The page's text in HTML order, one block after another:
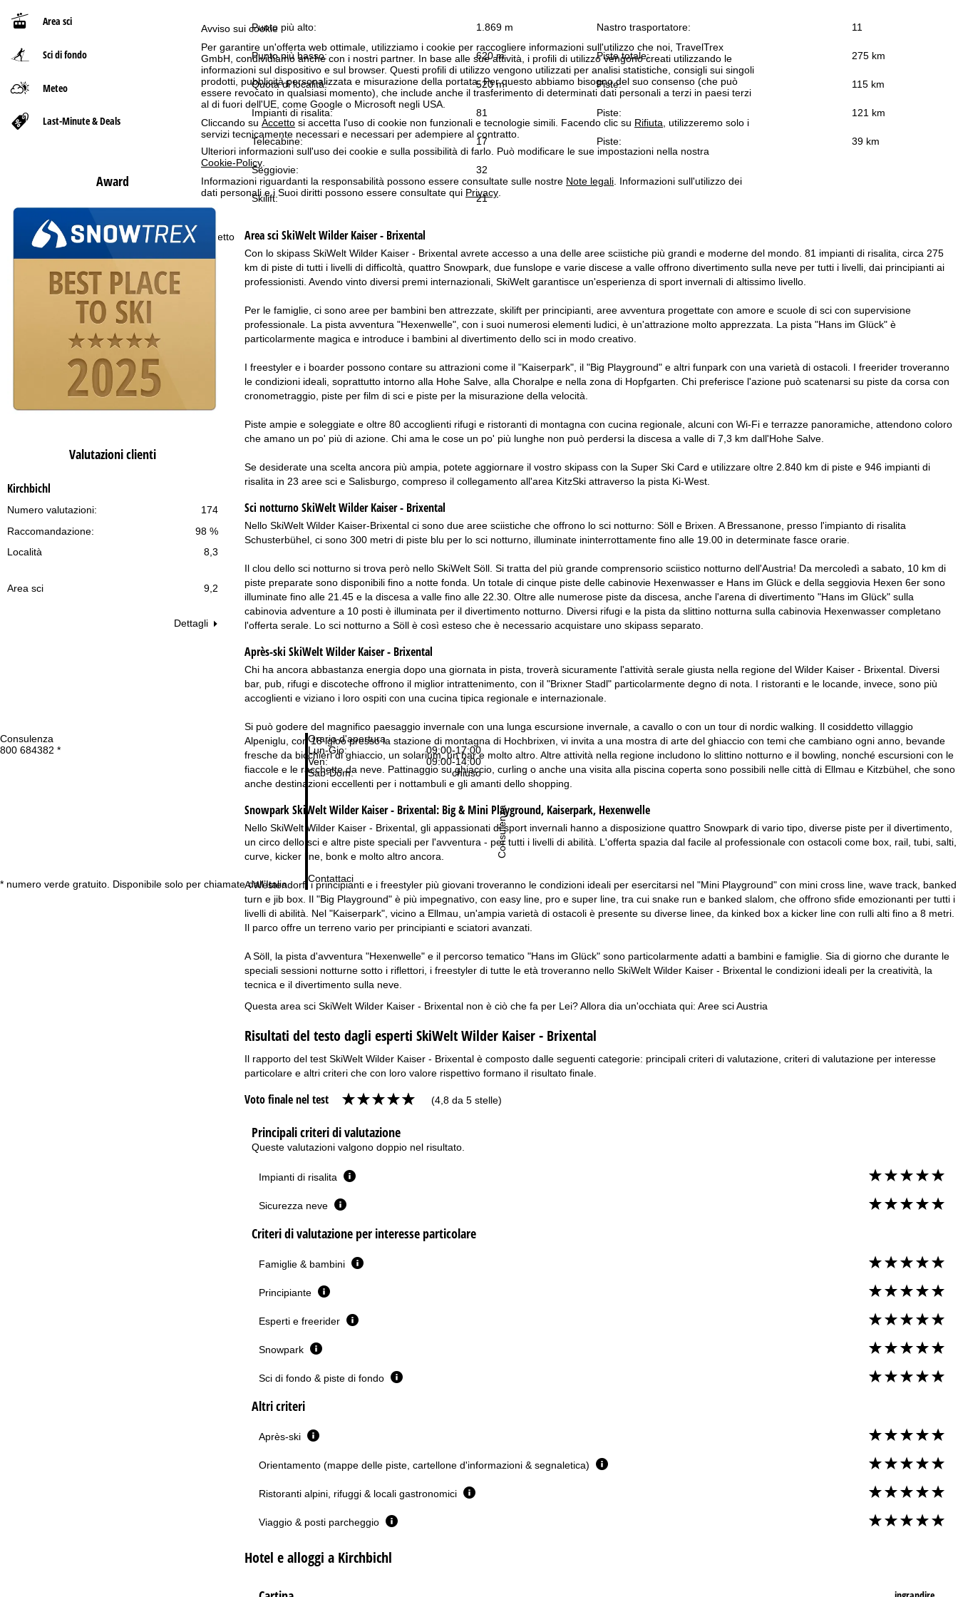
Avviso sui cookie
Per garantire un'offerta web ottimale, utilizziamo i cookie per raccogliere informazioni sull'utilizzo che noi, TravelTrex
GmbH, condividiamo anche con i nostri partner. In base alle sue attività, i profili di utilizzo vengono creati utilizzando le
informazioni sul dispositivo e sul browser. Questi profili di utilizzo vengono utilizzati per analisi statistiche, consigli sui singoli
prodotti, pubblicità personalizzata e misurazione della portata. Per questo abbiamo bisogno del suo consenso (che può
essere revocato in qualsiasi momento), che include anche il trasferimento di determinati dati personali a terzi in paesi terzi
al di fuori dell'UE, come Google o Microsoft negli USA.
Cliccando su Accetto si accetta l'uso di cookie non funzionali e tecnologie simili. Facendo clic su Rifiuta , utilizzeremo solo i
servizi tecnicamente necessari e necessari per adempiere al contratto.
Ulteriori informazioni sull'uso dei cookie e sulla possibilità di farlo. Può modificare le sue impostazioni nella nostra
Cookie-Policy.
Informazioni riguardanti la responsabilità possono essere consultate sulle nostre Note legali. Informazioni sull'utilizzo dei
dati personali e i Suoi diritti possono essere consultate qui Privacy.
Accetto
Consulenza
800 684382 *
* numero verde gratuito. Disponibile solo per chiamate dall’Italia
Orario d'apertura
Lun-Gio:
09:00-17:00
Ven:
09:00-14:00
Sab-Dom:
chiuso
Contattaci
Consulenza
Area sci
Sci di fondo
Meteo
Last-Minute & Deals
Award
Valutazioni clienti
Kirchbichl
174
Numero valutazioni:
98 %
Raccomandazione:
Località
8,3
Area sci 9,2
Dettagli
p
a
g
e
Punto più alto: 1.869 m Nastro trasportatore: 11
Punto più basso: 620 m Piste totale: 275 km
Quota di località: 520 m Piste: 115 km
Impianti di risalita: 81 Piste: 121 km
Telecabine: 17 Piste: 39 km
Seggiovie: 32
Skilift: 21
Area sci SkiWelt Wilder Kaiser - Brixental
Con lo skipass SkiWelt Wilder Kaiser - Brixental avrete accesso a una delle aree sciistiche più grandi e moderne del mondo. 81 impianti di risalita, circa 275
km di piste di tutti i livelli di difficoltà, quattro Snowpark, due funslope e varie discese a valle offrono divertimento sulla neve per tutti i livelli, dai principianti ai
professionisti. Avendo vinto diversi premi internazionali, SkiWelt garantisce un'esperienza di sport invernali di altissimo livello.
Per le famiglie, ci sono aree per bambini ben attrezzate, skilift per principianti, aree avventura progettate con amore e scuole di sci con supervisione
professionale. La pista avventura "Hexenwelle", con i suoi numerosi elementi ludici, è un'attrazione molto apprezzata. La pista "Hans im Glück" è
particolarmente magica e introduce i bambini al divertimento dello sci in modo creativo.
I freestyler e i boarder possono contare su attrazioni come il "Kaiserpark", il "Big Playground" e altri funpark con una varietà di ostacoli. I freerider troveranno
le condizioni ideali, soprattutto intorno alla Hohe Salve, alla Choralpe e nella zona di Hopfgarten. Chi preferisce l'azione può scatenarsi su piste da corsa con
cronometraggio, piste per film di sci e piste per la misurazione della velocità.
Piste ampie e soleggiate e oltre 80 accoglienti rifugi e ristoranti di montagna con cucina regionale, alcuni con Wi-Fi e terrazze panoramiche, attendono coloro
che amano un po' più di azione. Chi ama le cose un po' più lunghe non può perdersi la discesa a valle di 7,3 km dall'Hohe Salve.
Se desiderate una scelta ancora più ampia, potete aggiornare il vostro skipass con la Super Ski Card e utilizzare oltre 2.840 km di piste e 946 impianti di
risalita in 23 aree sci e Salisburgo, compreso il collegamento all'area KitzSki attraverso la pista Ki-West.
Sci notturnoSkiWelt Wilder Kaiser - Brixental
Nello SkiWelt Wilder Kaiser-Brixental ci sono due aree sciistiche che offrono lo sci notturno: Söll e Brixen. A Bressanone, presso l'impianto di risalita
Schusterbühel, ci sono 300 metri di piste blu per lo sci notturno, illuminate ininterrottamente fino alle 19.00 in determinate fasce orarie.
Il clou dello sci notturno si trova però nello SkiWelt Söll. Si tratta del più grande comprensorio sciistico notturno dell'Austria! Da mercoledì a sabato, 10 km di
piste preparate sono disponibili fino a notte fonda. Un totale di cinque piste delle cabinovie Hexenwasser e Hans im Glück e della seggiovia Hexen 6er sono
illuminate fino alle 21.45 e la discesa a valle fino alle 22.30. Oltre alle numerose piste da discesa, anche l'arena di divertimento "Hans im Glück" sulla
cabinovia adventure a 10 posti è illuminata per il divertimento notturno. Diversi rifugi e la pista da slittino notturna sulla cabinovia Hexenwasser completano
l'offerta serale. Lo sci notturno a Söll è così esteso che è necessario acquistare uno skipass separato.
Après-ski SkiWelt Wilder Kaiser - Brixental
Chi ha ancora abbastanza energia dopo una giornata in pista, troverà sicuramente l'attività serale giusta nella regione del Wilder Kaiser - Brixental. Diversi
bar, pub, rifugi e discoteche offrono il miglior intrattenimento, con il "Brixner Stadl" particolarmente degno di nota. I ristoranti e le locande, invece, sono più
accoglienti e viziano i loro ospiti con una cucina tipica regionale e internazionale.
Si può godere del magnifico paesaggio invernale con una lunga escursione invernale, a cavallo o con un tour di nordic walking. Il cosiddetto villaggio
Alpeniglu, con 18 igloo presso la stazione di montagna di Hochbrixen, vi invita a una mostra di arte del ghiaccio con temi che cambiano ogni anno, bevande
fresche da bicchieri di ghiaccio, un solarium, un bar e molto altro. Altre attività nella regione includono lo slittino notturno e il bowling, nonché escursioni con le
fiaccole e le racchette da neve. Pattinaggio su ghiaccio, curling o anche una visita alla piscina coperta sono possibili nelle città di Ellmau e Kitzbühel, che sono
anche destinazioni eccellenti per i nottambuli e gli amanti dello shopping.
Snowpark SkiWelt Wilder Kaiser - Brixental: Big & Mini Playground, Kaiserpark, Hexenwelle
Nello SkiWelt Wilder Kaiser - Brixental, gli appassionati di sport invernali hanno a disposizione quattro Snowpark di vario tipo, diverse piste per il divertimento,
un circo dello sci e altre piste speciali per l'avventura - per tutti i livelli di abilità. L'offerta spazia dal facile al professionale con ostacoli come box, rail, tubi, salti,
curve, kicker line, bonk e molto altro ancora.
A Westendorf, i principianti e i freestyler più giovani troveranno le condizioni ideali per esercitarsi nel "Mini Playground" con mini cross line, wave track, banked
turn e jib box. Il "Big Playground" è più impegnativo, con easy line, pro e super line, tra cui snake run e banked slalom, che offrono sfide emozionanti per tutti i
livelli di abilità. Nel "Kaiserpark", vicino a Ellmau, un'ampia varietà di ostacoli è presente su diverse linee, da kinked box a kicker line con rulli alti fino a 8 metri.
Il parco offre un terreno vario per principianti e sciatori avanzati.
A Söll, la pista d'avventura "Hexenwelle" e il percorso tematico "Hans im Glück" sono particolarmente adatti a bambini e famiglie. Sia di giorno che durante le
speciali sessioni notturne sotto i riflettori, i freestyler di tutte le età troveranno nello SkiWelt Wilder Kaiser - Brixental le condizioni ideali per la creatività, la
tecnica e il divertimento sulla neve.
Questa area sci SkiWelt Wilder Kaiser - Brixental non è ciò che fa per Lei? Allora dia un'occhiata qui: Aree sci Austria
Risultati del testo dagli esperti SkiWelt Wilder Kaiser - Brixental
Il rapporto del test SkiWelt Wilder Kaiser - Brixental è composto dalle seguenti categorie: principali criteri di valutazione, criteri di valutazione per interesse
particolare e altri criteri che con loro valore rispettivo formano il risultato finale.
Voto finale nel test (4,8 da 5 stelle)
Principali criteri di valutazione
Queste valutazioni valgono doppio nel risultato.
Impianti di risalita
Sicurezza neve
Criteri di valutazione per interesse particolare
Famiglie & bambini
Principiante
Esperti e freerider
Snowpark
Sci di fondo & piste di fondo
Altri criteri
Après-ski
Orientamento (mappe delle piste, cartellone d'informazioni & segnaletica)
Ristoranti alpini, rifuggi & locali gastronomici
Viaggio & posti parcheggio
Hotel e alloggi a Kirchbichl